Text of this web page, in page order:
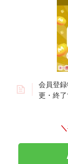
会員登
更・終